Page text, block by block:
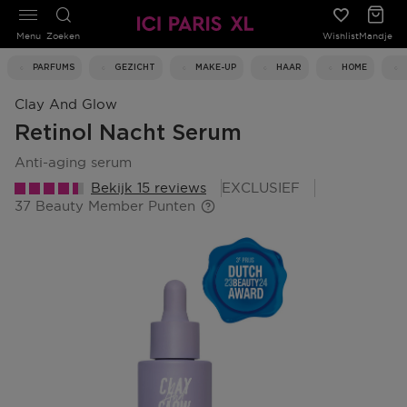
Zoeken WishlistMandje
PARFUMS GEZICHT MAKE-UP HAAR HOME
Menu
Clay And Glow
Retinol Nacht Serum
anti-aging serum
Bekijk 15 reviews
EXCLUSIEF
37 Beauty Member Punten